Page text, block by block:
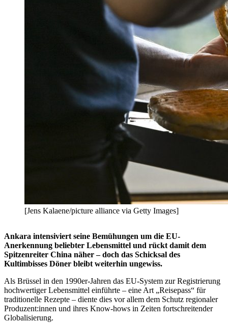
[Jens Kalaene/picture alliance via Getty Images]
Ankara intensiviert seine Bemühungen um die EU-
Anerkennung beliebter Lebensmittel und rückt damit dem
Spitzenreiter China näher – doch das Schicksal des
Kultimbisses Döner bleibt weiterhin ungewiss.
Als Brüssel in den 1990er-Jahren das EU-System zur Registrierung
hochwertiger Lebensmittel einführte – eine Art „Reisepass“ für
traditionelle Rezepte – diente dies vor allem dem Schutz regionaler
Produzent:innen und ihres Know-hows in Zeiten fortschreitender
Globalisierung.